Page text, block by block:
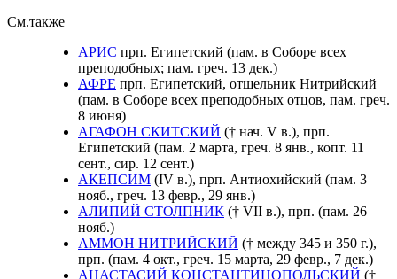
См.также
АРИС прп. Египетский (пам. в Соборе всех
преподобных; пам. греч. 13 дек.)
АФРЕ прп. Египетский, отшельник Нитрийский
(пам. в Соборе всех преподобных отцов, пам. греч.
8 июня)
АГАФОН СКИТСКИЙ († нач. V в.), прп.
Египетский (пам. 2 марта, греч. 8 янв., копт. 11
сент., сир. 12 сент.)
АКЕПСИМ (IV в.), прп. Антиохийский (пам. 3
нояб., греч. 13 февр., 29 янв.)
АЛИПИЙ СТОЛПНИК († VII в.), прп. (пам. 26
нояб.)
АММОН НИТРИЙСКИЙ († между 345 и 350 г.),
прп. (пам. 4 окт., греч. 15 марта, 29 февр., 7 дек.)
АНАСТАСИЙ КОНСТАНТИНОПОЛЬСКИЙ (†